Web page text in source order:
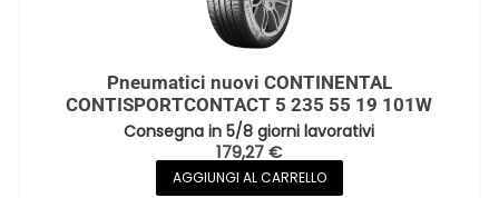
Pneumatici nuovi CONTINENTAL
CONTISPORTCONTACT 5 235 55 19 101W
Consegna in 5/8 giorni lavorativi
179,27€
AGGIUNGI AL CARRELLO